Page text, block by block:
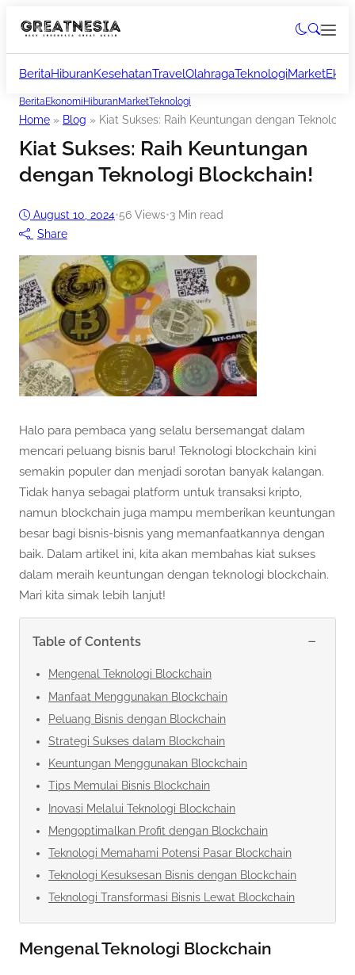
BeritaHiburanKesehatanTravelOlahragaTeknologiMarket
Berita Ekonomi HiburanMarketTeknologi
Home » Blog » Kiat Sukses: Raih Keuntungan dengan Teknologi
Kiat Sukses: Raih Keuntungan
dengan Teknologi Blockchain!
August 10, 2024•56 Views•3 Min read
Share
Halo para pembaca yang selalu bersemangat dalam
mencari peluang bisnis baru! Teknologi blockchain kini
semakin populer dan menjadi sorotan banyak kalangan.
Tidak hanya sebagai platform untuk transaksi kripto,
namun blockchain juga mampu memberikan keuntungan
besar bagi bisnis-bisnis yang memanfaatkannya dengan
baik. Dalam artikel ini, kita akan membahas kiat sukses
dalam meraih keuntungan dengan teknologi blockchain.
Mari kita simak lebih lanjut!
Table of Contents −
Mengenal Teknologi Blockchain
Manfaat Menggunakan Blockchain
Peluang Bisnis dengan Blockchain
Strategi Sukses dalam Blockchain
Keuntungan Menggunakan Blockchain
Tips Memulai Bisnis Blockchain
Inovasi Melalui Teknologi Blockchain
Mengoptimalkan Profit dengan Blockchain
Teknologi Memahami Potensi Pasar Blockchain
Teknologi Kesuksesan Bisnis dengan Blockchain
Teknologi Transformasi Bisnis Lewat Blockchain
Mengenal Teknologi Blockchain